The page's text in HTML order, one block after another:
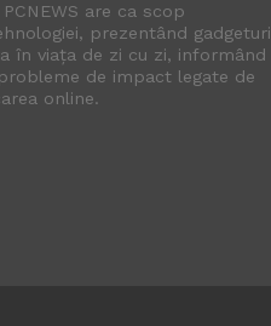
are ca scop
prezentând gadgeturi
în viața de zi cu zi, informând
de impact legate de
online.